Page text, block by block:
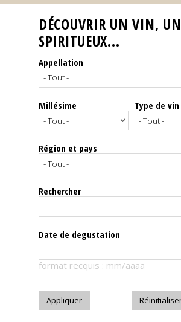
Reportages
Nos
Spiritueux
Notes
dégustation
Le
magazine
Télécharger
DÉCOUVRIR UN VIN, UN
SPIRITUEUX...
Appellation
Millésime Type de vin
Région et pays
Rechercher
Date de degustation
format recquis : mm/aaaa